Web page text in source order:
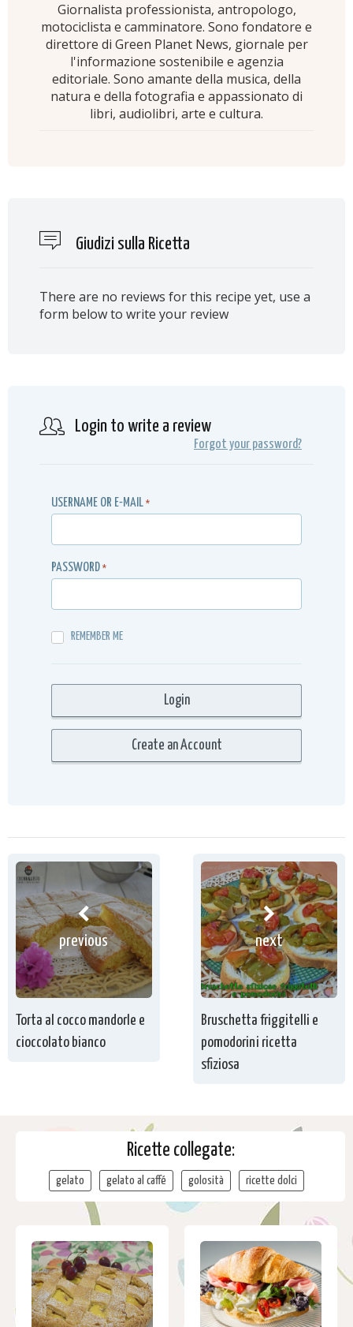
Giornalista professionista, antropologo,
motociclista e camminatore. Sono fondatore e
direttore di Green Planet News, giornale per
l'informazione sostenibile e agenzia
editoriale. Sono amante della musica, della
natura e della fotografia e appassionato di
libri, audiolibri, arte e cultura.
Giudizi sulla Ricetta
There are no reviews for this recipe yet, use a
form below to write your review
Login to write a review
Forgot your password?
USERNAME OR E-MAIL *
PASSWORD *
REMEMBER ME
previous
Torta al cocco mandorle e
cioccolato bianco
next
Bruschetta friggitelli e
pomodorini ricetta
sfiziosa
Ricette collegate:
gelato gelato al caffé golosità ricette dolci